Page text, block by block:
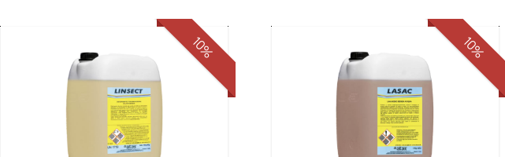
10% 10%